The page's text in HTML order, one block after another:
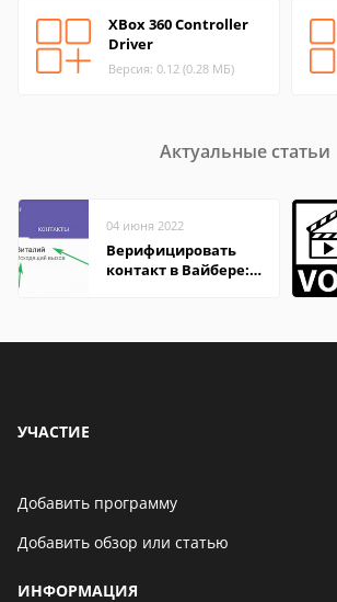
XBox 360 Controller
Driver
Версия: 0.12 (0.28 МБ)
Актуальные статьи
04 июня 2022
Верифицировать
контакт в Вайбере:
УЧАСТИЕ
Добавить программу
Добавить обзор или статью
ИНФОРМАЦИЯ